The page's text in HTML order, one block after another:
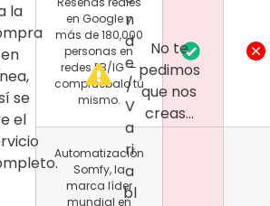
la
en
se
el
en Google y
más de 180,000
personas en
redes FB/IG —
compruébalo tú
mismo.
Automatización
Somfy, la
marca líder
mundial en
n
d
e
/
V
a
ri
a
bl
No te
pedimos
que nos
creas…